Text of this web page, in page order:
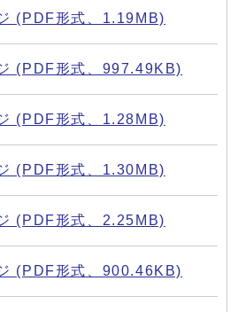
(PDF形式、1.19MB)
(PDF形式、997.49KB)
(PDF形式、1.28MB)
(PDF形式、1.30MB)
(PDF形式、2.25MB)
(PDF形式、900.46KB)